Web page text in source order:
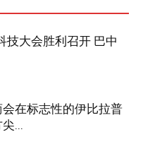
技大会胜利召开 巴中
在标志性的伊比拉普
...